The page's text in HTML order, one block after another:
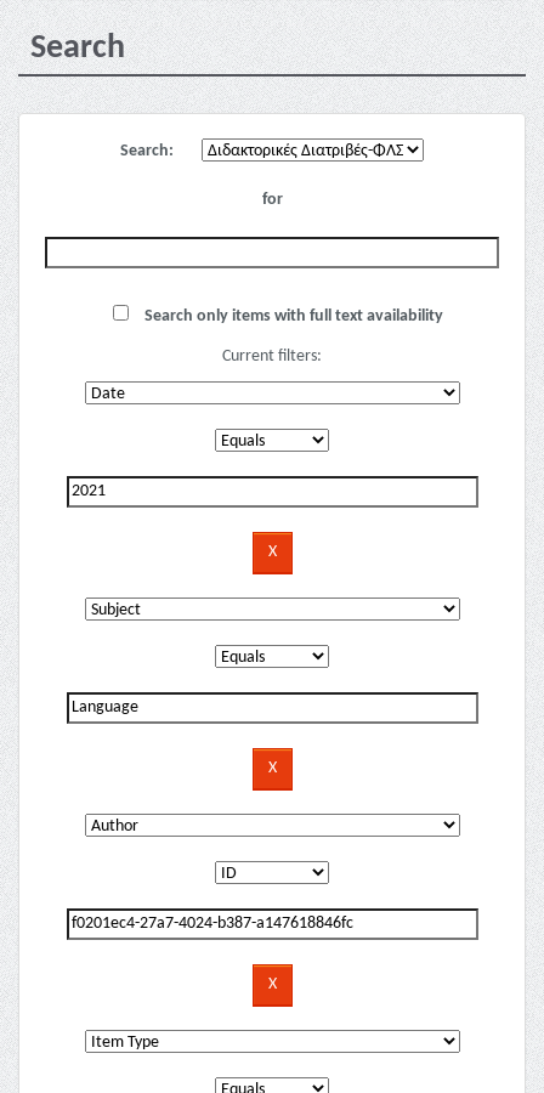
Search
Search:
for
Search only items with full text availability
Current filters: